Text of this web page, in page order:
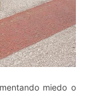
miedo o